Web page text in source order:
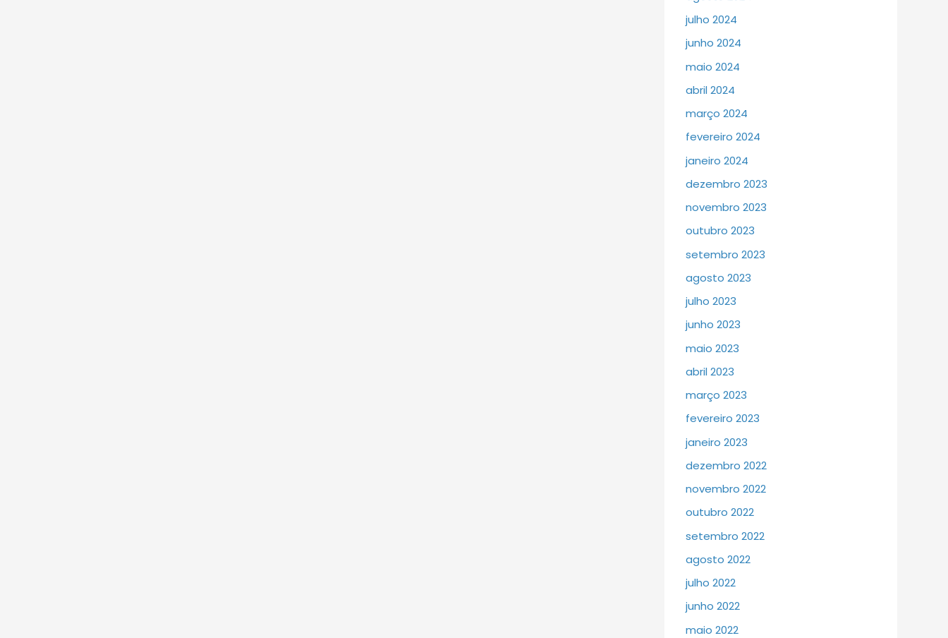
julho 2024
junho 2024
maio 2024
abril 2024
março 2024
fevereiro 2024
janeiro 2024
dezembro 2023
novembro 2023
outubro 2023
setembro 2023
agosto 2023
julho 2023
junho 2023
maio 2023
abril 2023
março 2023
fevereiro 2023
janeiro 2023
dezembro 2022
novembro 2022
outubro 2022
setembro 2022
agosto 2022
julho 2022
junho 2022
maio 2022